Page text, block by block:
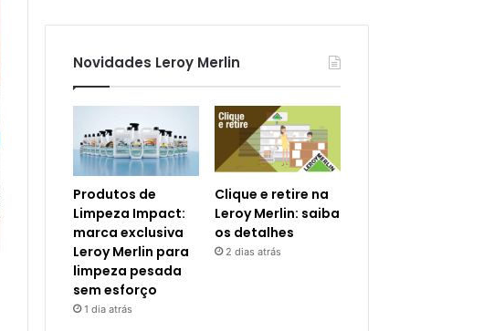
Novidades Leroy Merlin
Produtos de
Limpeza Impact:
marca exclusiva
Leroy Merlin para
limpeza pesada
sem esforço
1 dia atrás
Clique e retire na
Leroy Merlin: saiba
os detalhes
2 dias atrás